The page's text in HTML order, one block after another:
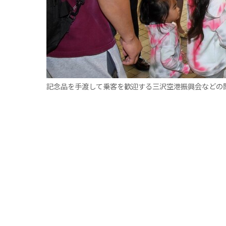
記念品を手渡して乗客を歓迎する三沢空港振興会などの